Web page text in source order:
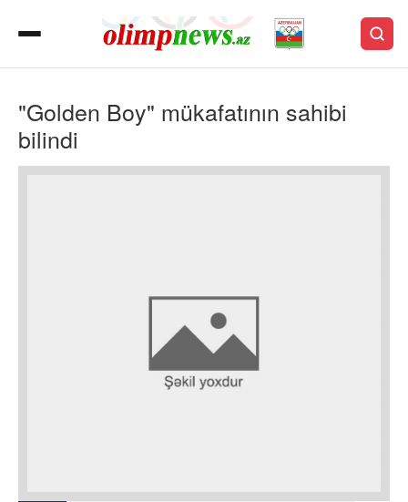
"Golden Boy" mükafatının sahibi
bilindi